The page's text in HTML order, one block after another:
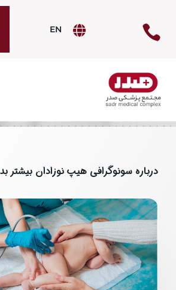


EN
درباره سونوگرافی هیپ نوزادان بیشتر